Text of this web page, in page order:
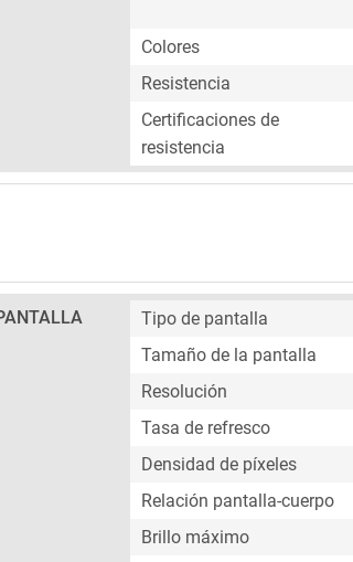
Colores
Resistencia
Certificaciones de
resistencia
Tipo de pantalla
Tamaño de la pantalla
Resolución
Tasa de refresco
Densidad de píxeles
Relación pantalla-cuerpo
Brillo máximo